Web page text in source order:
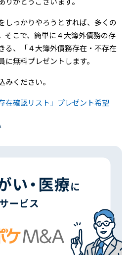
しっかりやろうとすれば、多くの
そこで、簡単に４大簿外債務の存
る、「４大簿外債務存在・不存在
無料プレゼントします。
みください。
在確認リスト」プレゼント希望